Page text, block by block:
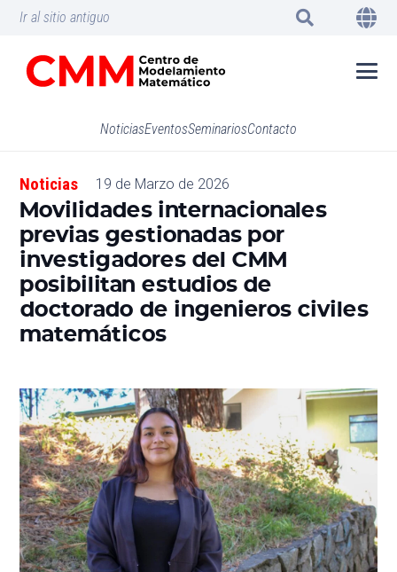
Ir al sitio antiguo
NoticiasEventosSeminariosContacto
Noticias 19 de Marzo de 2026
Movilidades internacionales
previas gestionadas por
investigadores del CMM
posibilitan estudios de
doctorado de ingenieros civiles
matemáticos